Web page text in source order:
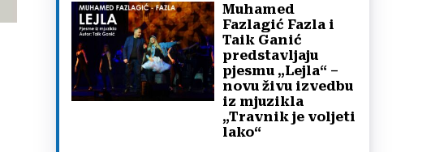
Muhamed
Fazlagić Fazla i
Taik Ganić
predstavljaju
pjesmu „Lejla“ –
novu živu izvedbu
iz mjuzikla
„Travnik je voljeti
lako“